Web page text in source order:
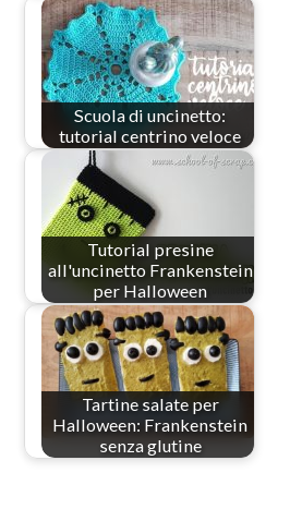
Scuola di uncinetto:
tutorial centrino veloce
Tutorial presine
all'uncinetto Frankenstein
per Halloween
Tartine salate per
Halloween: Frankenstein
senza glutine